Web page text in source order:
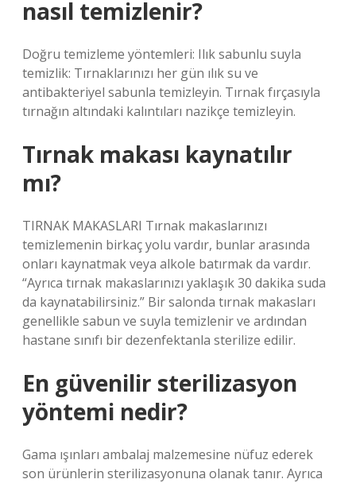
nasıl temizlenir?
Doğru temizleme yöntemleri: Ilık sabunlu suyla
temizlik: Tırnaklarınızı her gün ılık su ve
antibakteriyel sabunla temizleyin. Tırnak fırçasıyla
tırnağın altındaki kalıntıları nazikçe temizleyin.
Tırnak makası kaynatılır
mı?
TIRNAK MAKASLARI Tırnak makaslarınızı
temizlemenin birkaç yolu vardır, bunlar arasında
onları kaynatmak veya alkole batırmak da vardır.
“Ayrıca tırnak makaslarınızı yaklaşık 30 dakika suda
da kaynatabilirsiniz.” Bir salonda tırnak makasları
genellikle sabun ve suyla temizlenir ve ardından
hastane sınıfı bir dezenfektanla sterilize edilir.
En güvenilir sterilizasyon
yöntemi nedir?
Gama ışınları ambalaj malzemesine nüfuz ederek
son ürünlerin sterilizasyonuna olanak tanır. Ayrıca